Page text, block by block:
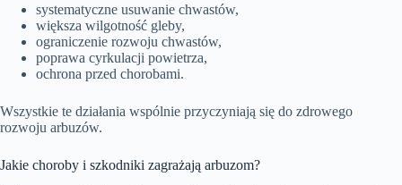
systematyczne usuwanie chwastów,
większa wilgotność gleby,
ograniczenie rozwoju chwastów,
poprawa cyrkulacji powietrza,
ochrona przed chorobami.
Wszystkie te działania wspólnie przyczyniają się do zdrowego
rozwoju arbuzów.
Jakie choroby i szkodniki zagrażają arbuzom?